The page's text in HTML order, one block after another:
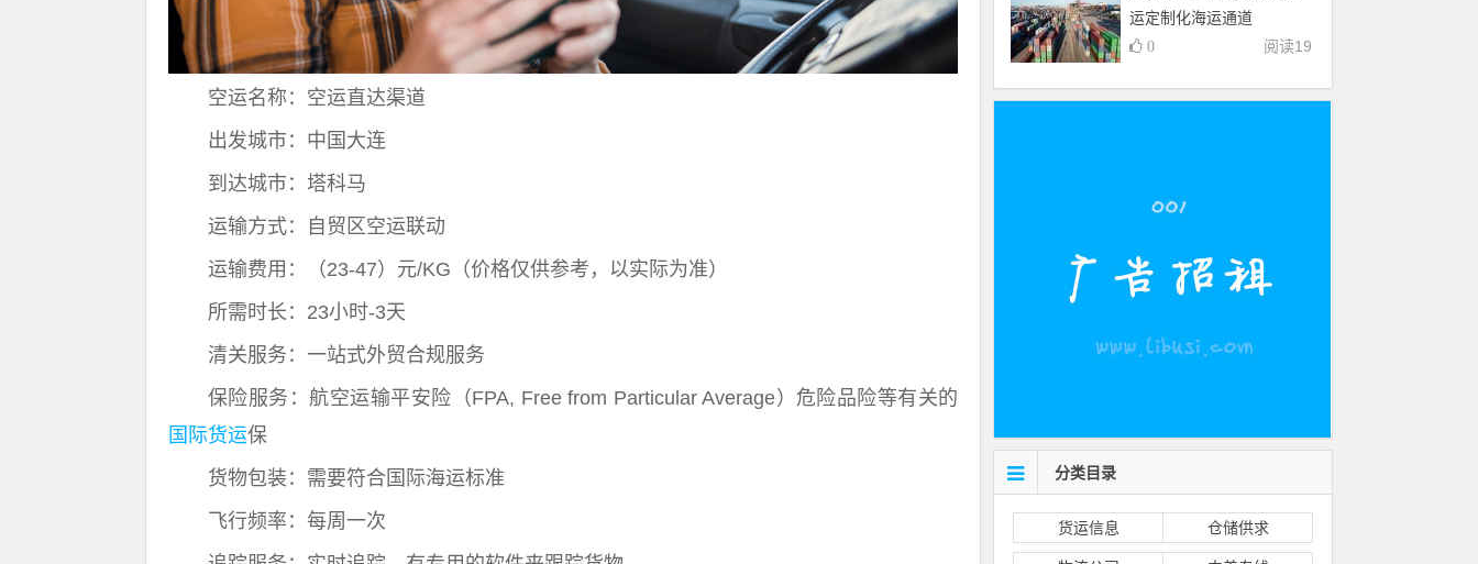
空运名称：空运直达渠道
出发城市：中国大连
到达城市：塔科马
运输方式：自贸区空运联动
运输费用：（23-47）元/KG（价格仅供参考，以实际为准）
所需时长：23小时-3天
清关服务：一站式外贸合规服务
保险服务：航空运输平安险（FPA, Free from Particular Average）危险品险等有关的
国际货运保
货物包装：需要符合国际海运标准
飞行频率：每周一次
运定制化海运通道
阅读19
0
分类目录
货运信息 仓储供求